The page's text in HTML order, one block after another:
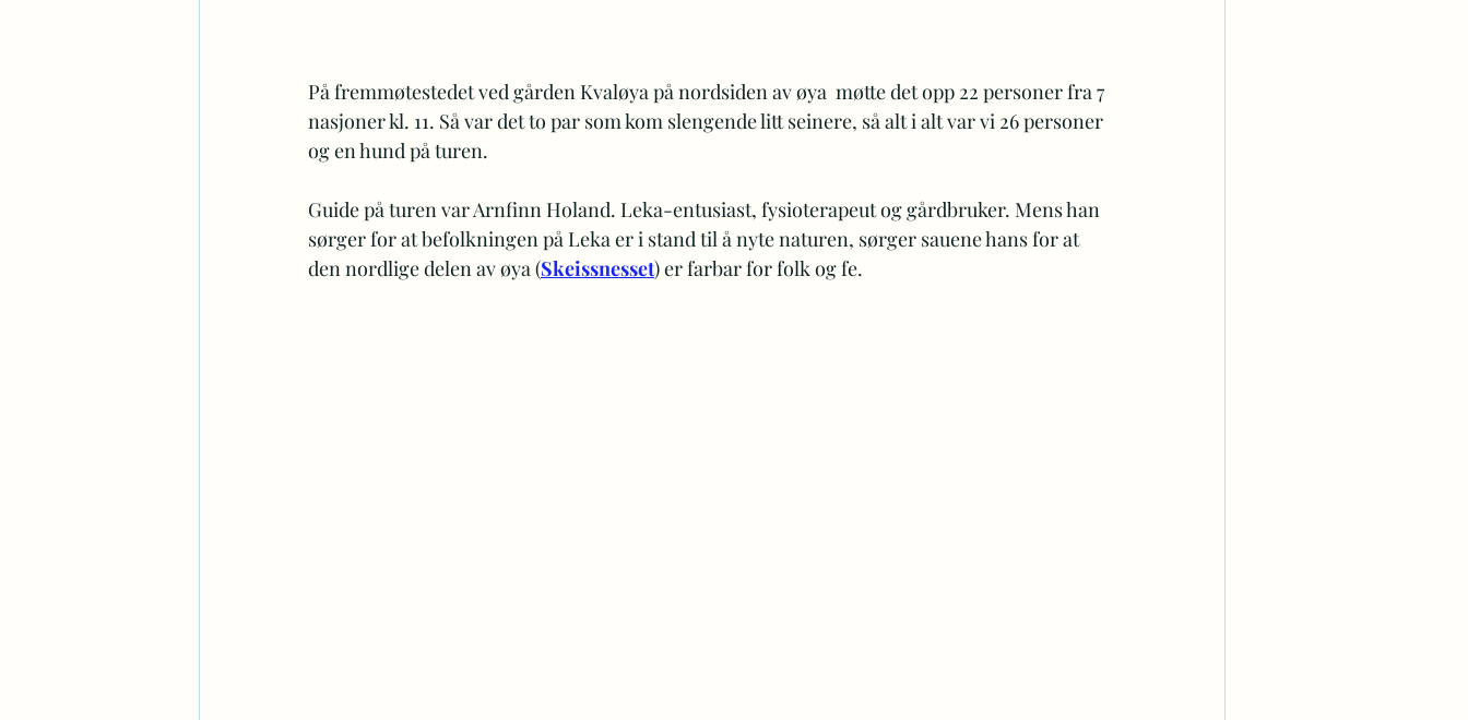
På fremmøtestedet ved gården Kvaløya på nordsiden av øya  møtte det opp 22 personer fra 7
nasjoner kl. 11. Så var det to par som kom slengende litt seinere, så alt i alt var vi 26 personer
og en hund på turen.
Guide på turen var Arnfinn Holand. Leka-entusiast, fysioterapeut og gårdbruker. Mens han
sørger for at befolkningen på Leka er i stand til å nyte naturen, sørger sauene hans for at
den nordlige delen av øya (Skeissnesset) er farbar for folk og fe.